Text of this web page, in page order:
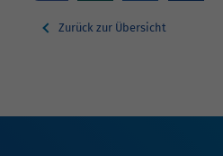
Zurück zur Übersicht